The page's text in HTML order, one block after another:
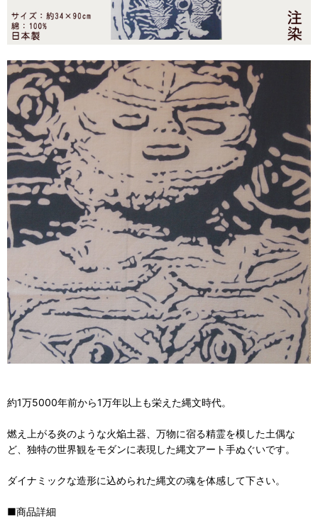
約1万5000年前から1万年以上も栄えた縄文時代。
燃え上がる炎のような火焔土器、万物に宿る精霊を模した土偶な
ど、独特の世界観をモダンに表現した縄文アート手ぬぐいです。
ダイナミックな造形に込められた縄文の魂を体感して下さい。
■商品詳細